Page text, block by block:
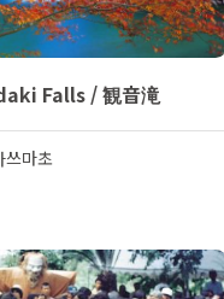
Falls / 観音滝
마초